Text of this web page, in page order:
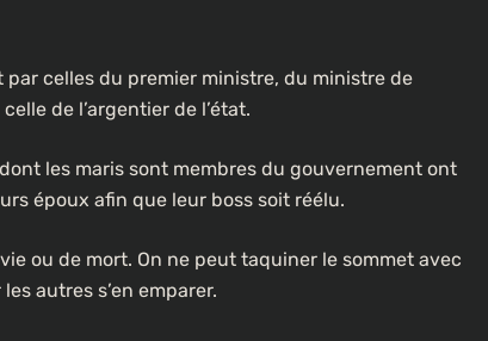
par celles du premier ministre, du ministre de
de l’argentier de l’état.
les maris sont membres du gouvernement ont
époux afin que leur boss soit réélu.
ou de mort. On ne peut taquiner le sommet avec
autres s’en emparer.